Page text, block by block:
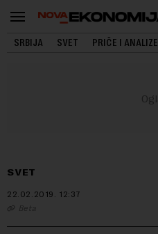
SRBIJA SVET PRIČE I ANALIZE
SVET
22.02.2019. 12:37
Beta